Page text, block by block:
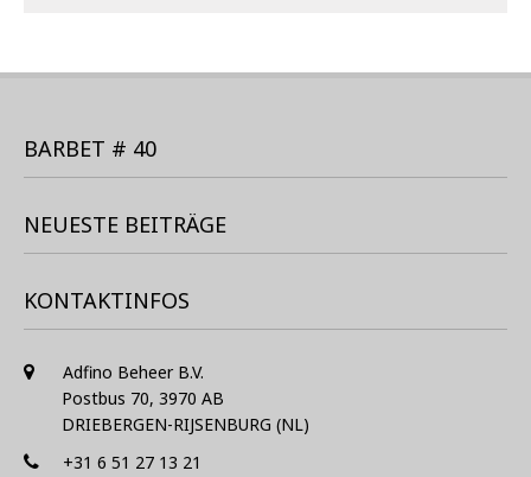
BARBET # 40
NEUESTE BEITRÄGE
KONTAKTINFOS
Adfino Beheer B.V.
Postbus 70, 3970 AB
DRIEBERGEN-RIJSENBURG (NL)
+31 6 51 27 13 21